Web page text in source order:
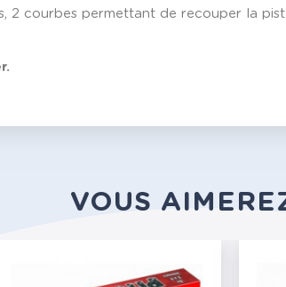
2 courbes permettant de recouper la
VOUS